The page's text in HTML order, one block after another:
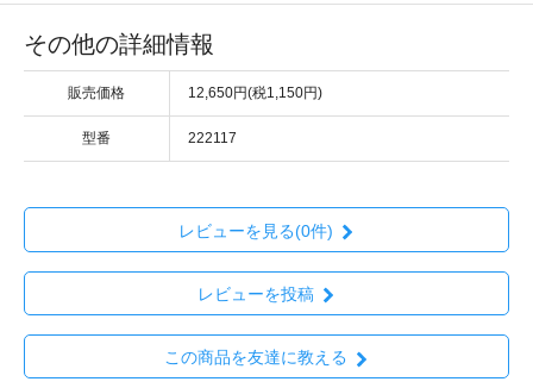
その他の詳細情報
販売価格 12,650円(税1,150円)
型番 222117
レビューを見る(0件)
レビューを投稿
この商品を友達に教える